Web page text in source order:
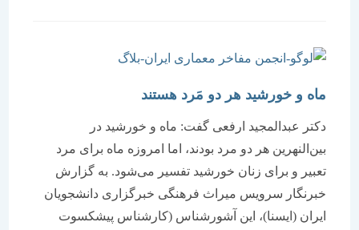
ماه و خورشید هر دو مَرد‌ هستند
دکتر عبدالمجید ارفعی گفت: ماه و خورشید در
بین‌النهرین هر دو مرد بودند، اما امروزه ماه برای مرد
تعبیر و برای زنان خورشید تفسیر می‌شود. به گزارش
خبرنگار سرویس میراث فرهنگی خبرگزاری دانشجویان
ایران (ایسنا)، این آشورشناس (کارشناس پیشکسوت